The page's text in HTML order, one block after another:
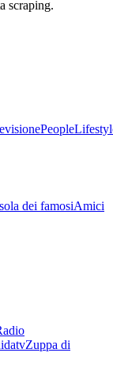
scraping.
People
dei famosiAmici
Zuppa di